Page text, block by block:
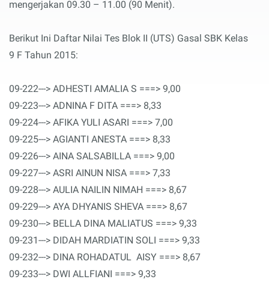
mengerjakan 09.30 – 11.00 (90 Menit).
Berikut Ini Daftar Nilai Tes Blok II (UTS) Gasal SBK Kelas
9 F Tahun 2015:
09-222---> ADHESTI AMALIA S ===> 9,00
09-223---> ADNINA F DITA ===> 8,33
09-224---> AFIKA YULI ASARI ===> 7,00
09-225---> AGIANTI ANESTA ===> 8,33
09-226---> AINA SALSABILLA ===> 9,00
09-227---> ASRI AINUN NISA ===> 7,33
09-228---> AULIA NAILIN NIMAH ===> 8,67
09-229---> AYA DHYANIS SHEVA ===> 8,67
09-230---> BELLA DINA MALIATUS ===> 9,33
09-231---> DIDAH MARDIATIN SOLI ===> 9,33
09-232---> DINA ROHADATUL AISY ===> 8,67
09-233---> DWI ALLFIANI ===> 9,33